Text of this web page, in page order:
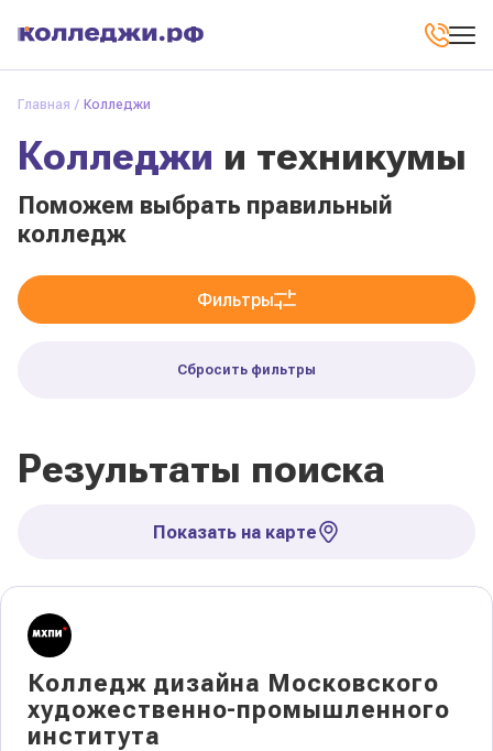
Главная Колледжи
Колледжи и техникумы
Поможем выбрать правильный
колледж
Фильтры
Сбросить фильтры
Результаты поиска
Показать на карте
Колледж дизайна Московского
художественно-промышленного
института